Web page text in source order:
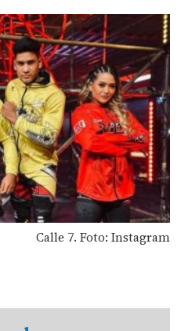
Calle 7. Foto: Instagram